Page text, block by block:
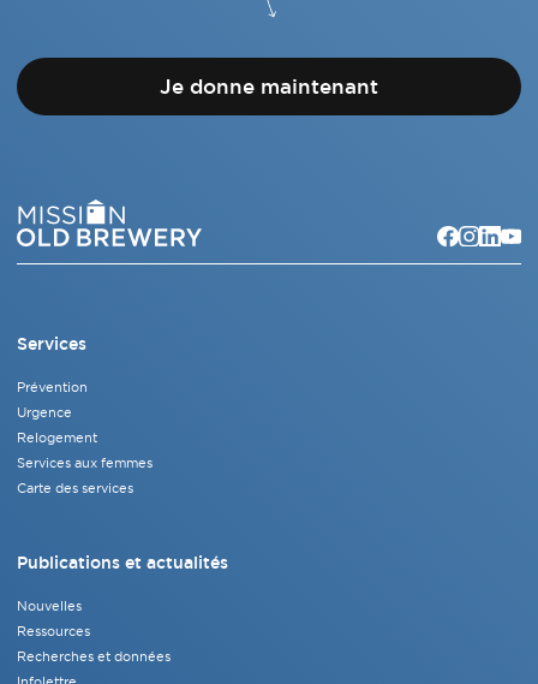
Je donne maintenant
Services
Prévention
Urgence
Relogement
Services aux femmes
Carte des services
Publications et actualités
Nouvelles
Ressources
Recherches et données